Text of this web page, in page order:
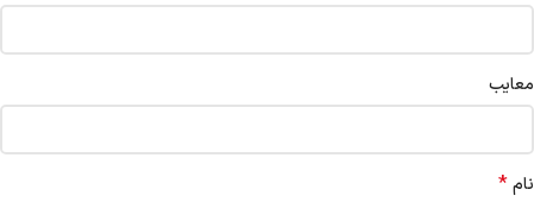
معایب
نام*